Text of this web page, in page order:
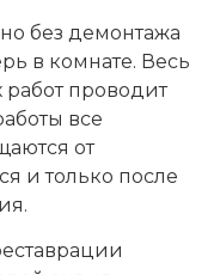
без демонтажа
в комнате. Весь
проводит
все
от
и только после